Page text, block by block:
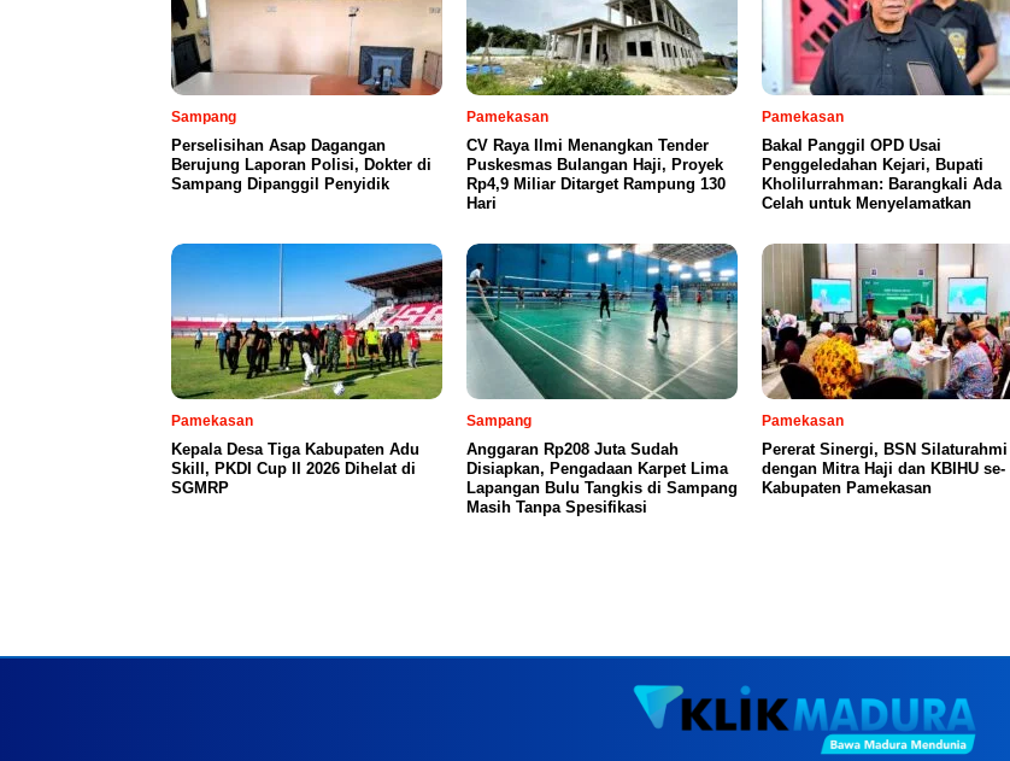
Sampang
Perselisihan Asap Dagangan
Berujung Laporan Polisi, Dokter di
Sampang Dipanggil Penyidik
Pamekasan
CV Raya Ilmi Menangkan Tender
Puskesmas Bulangan Haji, Proyek
Rp4,9 Miliar Ditarget Rampung 130
Hari
Pamekasan
Bakal Panggil OPD Usai
Penggeledahan Kejari, Bupati
Kholilurrahman: Barangkali Ada
Celah untuk Menyelamatkan
Pamekasan
Kepala Desa Tiga Kabupaten Adu
Skill, PKDI Cup II 2026 Dihelat di
SGMRP
Sampang
Anggaran Rp208 Juta Sudah
Disiapkan, Pengadaan Karpet Lima
Lapangan Bulu Tangkis di Sampang
Masih Tanpa Spesifikasi
Pamekasan
Pererat Sinergi, BSN Silaturahmi
dengan Mitra Haji dan KBIHU se-
Kabupaten Pamekasan